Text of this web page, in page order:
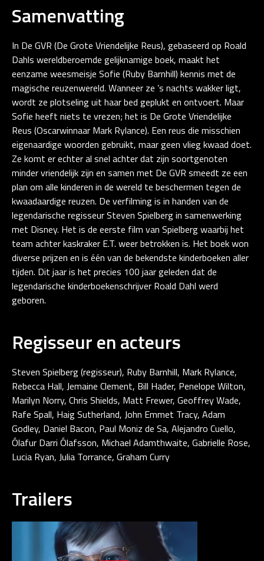
Samenvatting
In De GVR (De Grote Vriendelijke Reus), gebaseerd op Roald
Dahls wereldberoemde gelijknamige boek, maakt het
eenzame weesmeisje Sofie (Ruby Barnhill) kennis met de
magische reuzenwereld. Wanneer ze ’s nachts wakker ligt,
wordt ze plotseling uit haar bed geplukt en ontvoert. Maar
Sofie heeft niets te vrezen; het is De Grote Vriendelijke
Reus (Oscarwinnaar Mark Rylance). Een reus die misschien
eigenaardige woorden gebruikt, maar geen vlieg kwaad doet.
Ze komt er echter al snel achter dat zijn soortgenoten
minder vriendelijk zijn en samen met De GVR smeedt ze een
plan om alle kinderen in de wereld te beschermen tegen de
kwaadaardige reuzen. De verfilming is in handen van de
legendarische regisseur Steven Spielberg in samenwerking
met Disney. Het is de eerste film van Spielberg waarbij het
team achter kaskraker E.T. weer betrokken is. Het boek won
diverse prijzen en is één van de bekendste kinderboeken aller
tijden. Dit jaar is het precies 100 jaar geleden dat de
legendarische kinderboekenschrijver Roald Dahl werd
geboren.
Regisseur en acteurs
Steven Spielberg (regisseur), Ruby Barnhill, Mark Rylance,
Rebecca Hall, Jemaine Clement, Bill Hader, Penelope Wilton,
Marilyn Norry, Chris Shields, Matt Frewer, Geoffrey Wade,
Rafe Spall, Haig Sutherland, John Emmet Tracy, Adam
Godley, Daniel Bacon, Paul Moniz de Sa, Alejandro Cuello,
Ólafur Darri Ólafsson, Michael Adamthwaite, Gabrielle Rose,
Lucia Ryan, Julia Torrance, Graham Curry
Trailers